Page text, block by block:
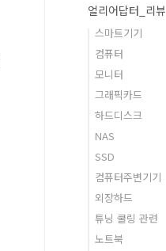
얼리어답터_리뷰
스마트기기
컴퓨터
모니터
그래픽카드
하드디스크
NAS
SSD
컴퓨터주변기기
외장하드
튜닝 쿨링 관련
노트북